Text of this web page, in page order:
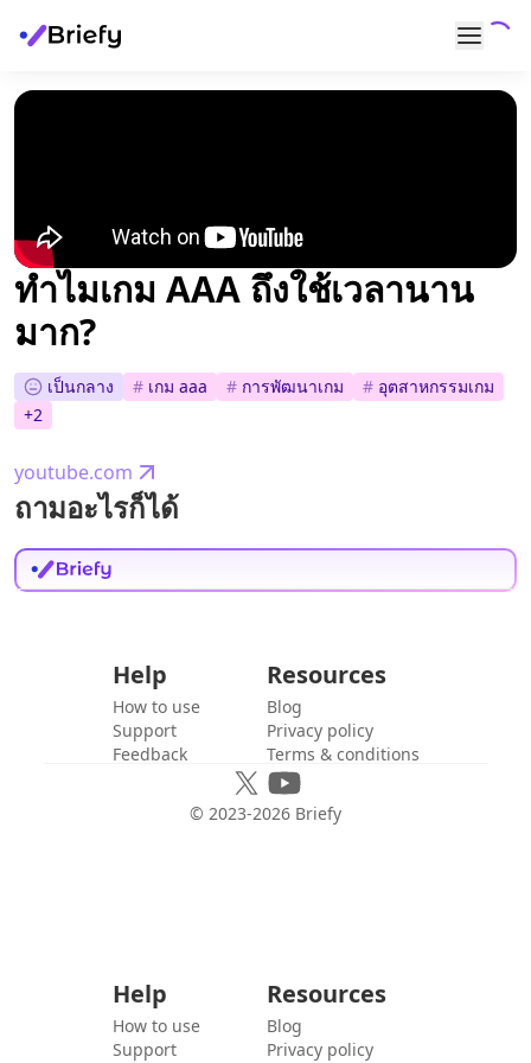
ทำไมเกม AAA ถึงใช้เวลานาน
มาก?
เป็นกลาง # เกม aaa # การพัฒนาเกม # อุตสาหกรรมเกม
+2
youtube.com
ถามอะไรก็ได้
Help
How to use
Support
Feedback
Resources
Blog
Privacy policy
Terms & conditions
© 2023-2026 Briefy
Help
How to use
Support
Resources
Blog
Privacy policy